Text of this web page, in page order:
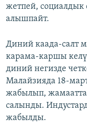
жетпей, социалдык
алышпайт.
Диний каада-салт
карама-каршы
диний негизде
Малайзияда 18-
жабылып,
салынды.
жабылды.